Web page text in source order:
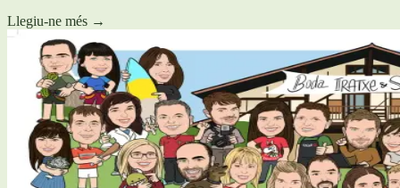
Llegiu-ne més →